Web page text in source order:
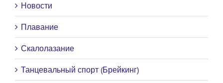
Новости
Плавание
Скалолазание
Танцевальный спорт (Брейкинг)